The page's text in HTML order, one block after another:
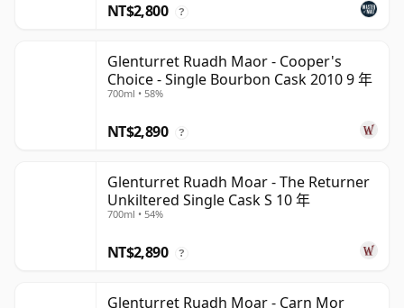
NT$2,800 ?
Glenturret Ruadh Maor - Cooper's
Choice - Single Bourbon Cask 2010 9 年
700ml • 58%
NT$2,890 ?
Glenturret Ruadh Moar - The Returner
Unkiltered Single Cask S 10 年
700ml • 54%
NT$2,890 ?
Glenturret Ruadh Moar - Carn Mor